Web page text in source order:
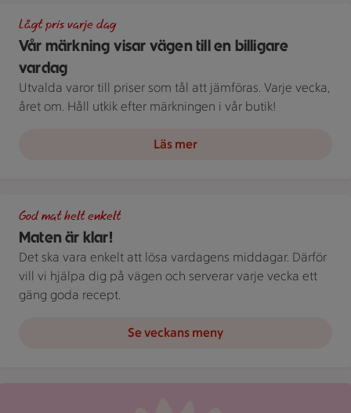
Vår märkning visar vägen till en billigare
vardag
Lågt pris varje dag
Utvalda varor till priser som tål att jämföras. Varje vecka,
året om. Håll utkik efter märkningen i vår butik!
Läs mer
Maten är klar!
God mat helt enkelt
Det ska vara enkelt att lösa vardagens middagar. Därför
vill vi hjälpa dig på vägen och serverar varje vecka ett
gäng goda recept.
Se veckans meny